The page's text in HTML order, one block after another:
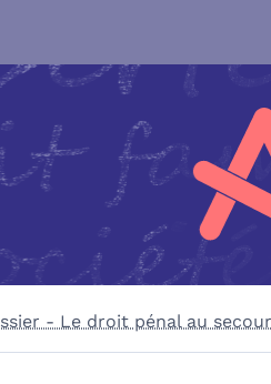
- Le droit pénal au